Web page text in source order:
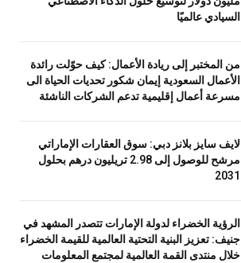
السيادي عالميًا
من المختبر إلى ريادة الأعمال: كيف حوّلت رائدة
الأعمال السعودية إيمان شكور تحديات الحياة الى
مسرعة أعمال إقليمية تدعم الشركات الناشئة
لايف سايز بلانز دبي: سوق العقارات الإماراتي
مرشح للوصول إلى 2.98 تريليون درهم بحلول
2031
الرؤية الخضراء لدولة الإمارات تتصدر المشهد في
جنيف: تعزيز البنية التحتية العالمية للقيمة الخضراء
خلال منتدى القمة العالمية لمجتمع المعلومات